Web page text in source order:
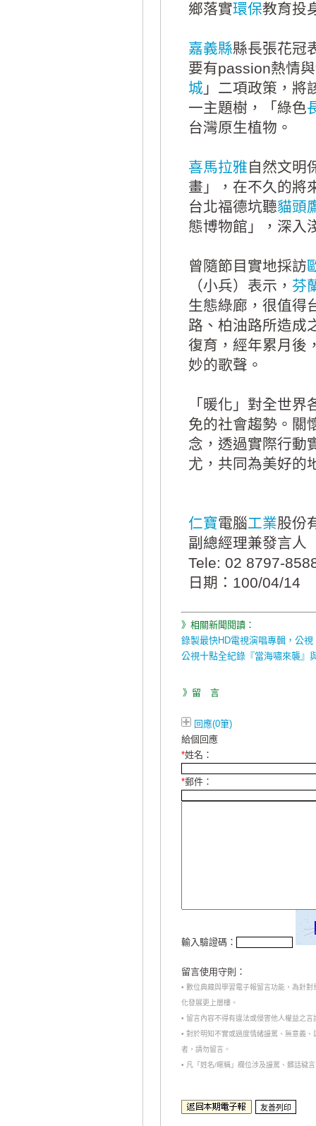
鄉落實環保教育投
嘉義縣縣長張花冠
要有passion熱情
城 」二項政策，將
一主題樹，「綠色
台灣原生植物。
喜馬拉雅自然文明
畫」，在不久的將
台北福德坑聽貓頭
態博物館」，深入
曾隨節目實地採訪
（小兵）表示， 芬
生態綠廊，很值得
路、柏油路所造成
復育，經年累月後
妙的歌聲。
「暖化」對全世
免的社會趨勢。關
念，透過實際行動
尤，共同為美好的
仁寶電腦工業股份
副總經理兼發言人
Tele: 02 8797-
日期：100/04/14
》相關新聞閱讀：
錄製最快HD電視演唱專輯，公
公視十點全紀錄『當海嘯來襲』
》留 言
回應(0筆)
給個回應
*姓名：
*郵件：
輸入驗證碼：
留言使用守則：
• 數位典藏與學習電子報留言功能，為針
化發展更上層樓。
• 留言內容不得有違法或侵害他人權益之
• 對於明知不實或過度情緒謾罵、無意義
者，請勿留言。
• 凡「姓名/暱稱」欄位涉及謾罵、髒話穢